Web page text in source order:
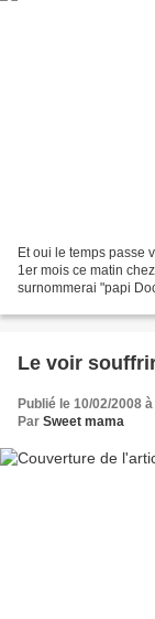
Et oui le temps passe
1er mois ce matin
surnommerai "papi
Le voir
Publié le 10/02/2008
Par Sweet mama